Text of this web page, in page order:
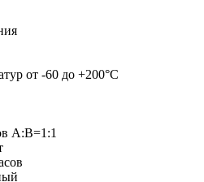
от -60 до +200°С
А:В=1:1